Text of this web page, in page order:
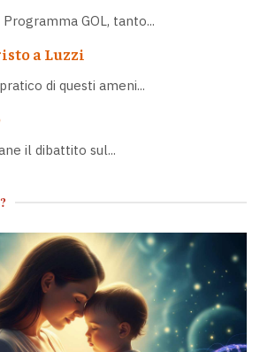
GOL, tanto...
a Luzzi
di questi ameni...
il dibattito sul...